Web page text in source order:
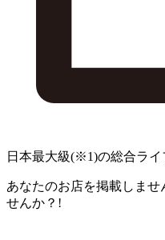
日本最大級(※1)の総合ライ
あなたのお店を掲載しませ
せんか？!